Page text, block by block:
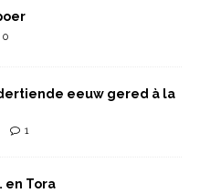
0
eeuw gered à la
1
en Tora